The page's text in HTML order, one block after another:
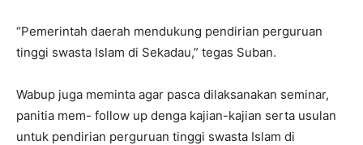
“Pemerintah daerah mendukung pendirian perguruan
tinggi swasta Islam di Sekadau,” tegas Suban.
Wabup juga meminta agar pasca dilaksanakan seminar,
panitia mem- follow up denga kajian-kajian serta usulan
untuk pendirian perguruan tinggi swasta Islam di